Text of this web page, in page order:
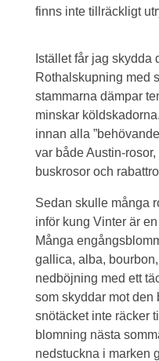
finns inte tillräckligt
Istället får jag skydda
Rothalskupning med
stammarna dämpar
minskar
innan alla
var både Austin-
buskrosor och
Sedan skulle många
inför kung Vinter är
Många
gallica, alba,
nedböjning med ett
som skyddar mot
snötäcket inte räcker
blomning nästa
nedstuckna i marken